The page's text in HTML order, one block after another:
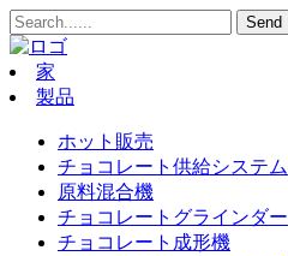
家
製品
ホット販売
チョコレート供給システム
原料混合機
チョコレートグラインダー
チョコレート成形機